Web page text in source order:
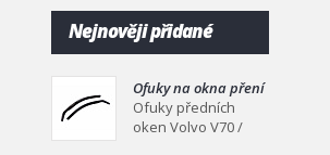
Nejnověji přidané
Ofuky na okna pření
Volvo V70 / CX70 II
2000-07
Ofuky předních
oken Volvo V70 /